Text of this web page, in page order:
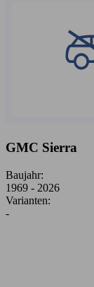
GMC Sierra
Baujahr:
1969 - 2026
Varianten:
-